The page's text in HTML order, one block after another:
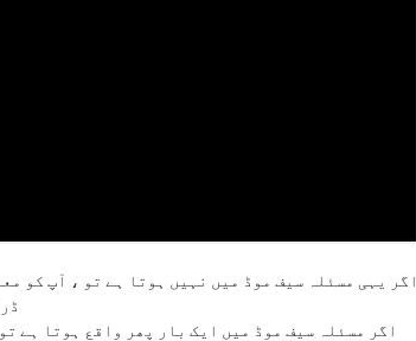
اگر یہی مسئلہ سیف موڈ میں نہیں ہوتا ہے تو ، آپ کو
اگر مسئلہ سیف موڈ میں ایک بار پھر واقع ہوتا ہے